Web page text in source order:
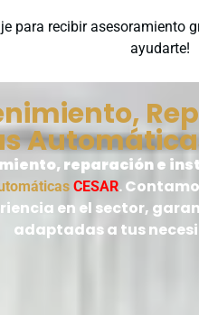
para recibir asesoramiento
ayudarte!
reparación e
CESAR.
en el sector,
adaptadas a tus